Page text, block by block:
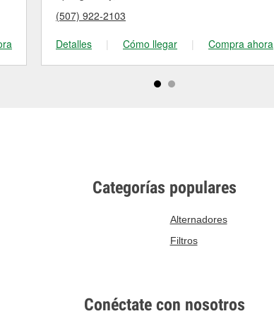
(507) 922-2103
Detalles
| Cómo llegar | Compra ahora
Categorías populares
Alternadores
Filtros
Conéctate con nosotros